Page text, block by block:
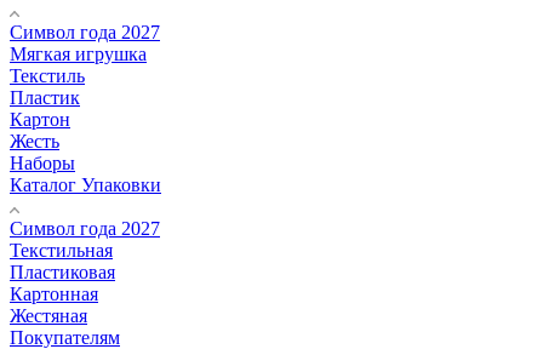
Символ года 2027
Мягкая игрушка
Текстиль
Пластик
Картон
Жесть
Наборы
Каталог Упаковки
Символ года 2027
Текстильная
Пластиковая
Картонная
Жестяная
Покупателям